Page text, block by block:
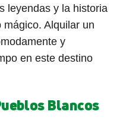
leyendas y la historia
Alquilar un
y
en este destino
Blancos